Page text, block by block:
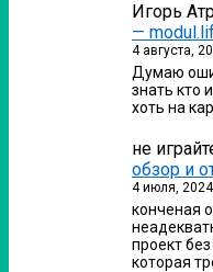
Игорь
—
4 августа,
Думаю
знать кто
хоть на
не
обзор и
4 июля, 2024
конченая
проект
которая